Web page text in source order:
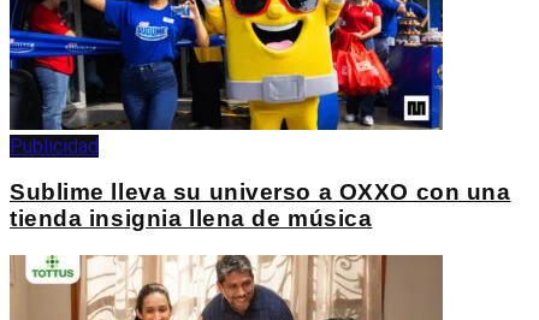
Publicidad
Sublime lleva su universo a OXXO con una
tienda insignia llena de música